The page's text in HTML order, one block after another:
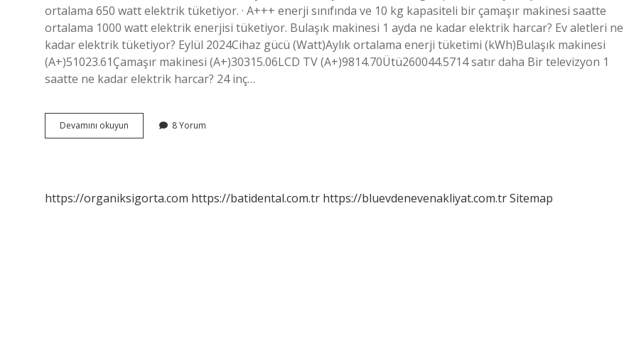
ortalama 650 watt elektrik tüketiyor. · A+++ enerji sınıfında ve 10 kg kapasiteli bir çamaşır makinesi saatte
ortalama 1000 watt elektrik enerjisi tüketiyor. Bulaşık makinesi 1 ayda ne kadar elektrik harcar? Ev aletleri ne
kadar elektrik tüketiyor? Eylül 2024Cihaz gücü (Watt)Aylık ortalama enerji tüketimi (kWh)Bulaşık makinesi
(A+)51023.61Çamaşır makinesi (A+)30315.06LCD TV (A+)9814.70Ütü260044.5714 satır daha Bir televizyon 1
saatte ne kadar elektrik harcar? 24 inç…
Devamını okuyun
Makinesi
Elektrik
8 Yorum
https://organiksigorta.com https://batidental.com.tr https://bluevdenevenakliyat.com.trSitemap